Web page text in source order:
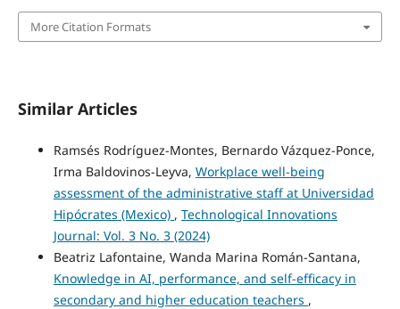
More Citation Formats
Similar Articles
Ramsés Rodríguez-Montes, Bernardo Vázquez-Ponce,
Irma Baldovinos-Leyva, Workplace well-being
assessment of the administrative staff at Universidad
Hipócrates (Mexico) , Technological Innovations
Journal: Vol. 3 No. 3 (2024)
Beatriz Lafontaine, Wanda Marina Román-Santana,
Knowledge in AI, performance, and self-efficacy in
secondary and higher education teachers ,